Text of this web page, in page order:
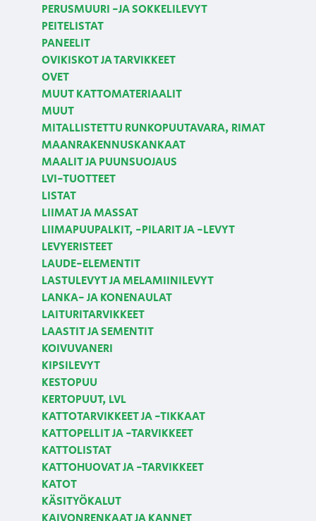
PERUSMUURI -JA SOKKELILEVYT
PEITELISTAT
PANEELIT
OVIKISKOT JA TARVIKKEET
OVET
MUUT KATTOMATERIAALIT
MUUT
MITALLISTETTU RUNKOPUUTAVARA, RIMAT
MAANRAKENNUSKANKAAT
MAALIT JA PUUNSUOJAUS
LVI-TUOTTEET
LISTAT
LIIMAT JA MASSAT
LIIMAPUUPALKIT, -PILARIT JA -LEVYT
LEVYERISTEET
LAUDE-ELEMENTIT
LASTULEVYT JA MELAMIINILEVYT
LANKA- JA KONENAULAT
LAITURITARVIKKEET
LAASTIT JA SEMENTIT
KOIVUVANERI
KIPSILEVYT
KESTOPUU
KERTOPUUT, LVL
KATTOTARVIKKEET JA -TIKKAAT
KATTOPELLIT JA -TARVIKKEET
KATTOLISTAT
KATTOHUOVAT JA -TARVIKKEET
KATOT
KÄSITYÖKALUT